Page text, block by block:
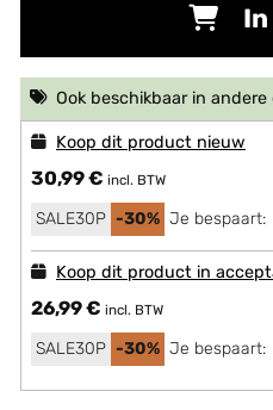
Ook beschikbaar in
Koop dit product nieuw
30,99 € incl. BTW
SALE30P -30% Je bespaart:
Koop dit product in
26,99 € incl. BTW
SALE30P -30% Je bespaart: